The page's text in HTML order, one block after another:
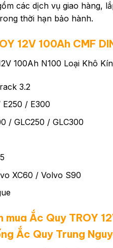
các dịch vụ giao hàng,
thời hạn bảo hành.
12V 100Ah CMF
100Ah N100 Loại Khô
3.2
/ E300
/ GLC250 / GLC300
XC60 / Volvo S90
mua Ắc Quy TROY
Ắc Quy Trung